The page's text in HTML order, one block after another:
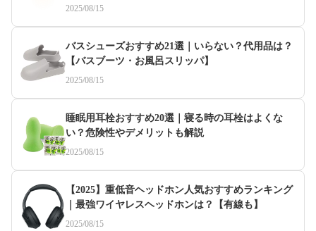
2025/08/15
バスシューズおすすめ21選｜いらない？代用品は？
【バスブーツ・お風呂スリッパ】
2025/08/15
睡眠用耳栓おすすめ20選｜寝る時の耳栓はよくな
い？危険性やデメリットも解説
2025/08/15
【2025】重低音ヘッドホン人気おすすめランキング
｜最強ワイヤレスヘッドホンは？【有線も】
2025/08/15